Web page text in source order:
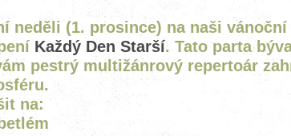
neděli (1. prosince) na naši
Každý Den Starší. Tato parta
pestrý multižánrový repertoár
na: